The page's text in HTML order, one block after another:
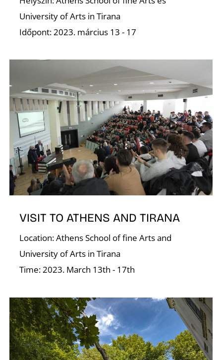
University of Arts in Tirana
Időpont: 2023. március 13 - 17
VISIT TO ATHENS AND TIRANA
Location: Athens School of fine Arts and
University of Arts in Tirana
Time: 2023. March 13th - 17th